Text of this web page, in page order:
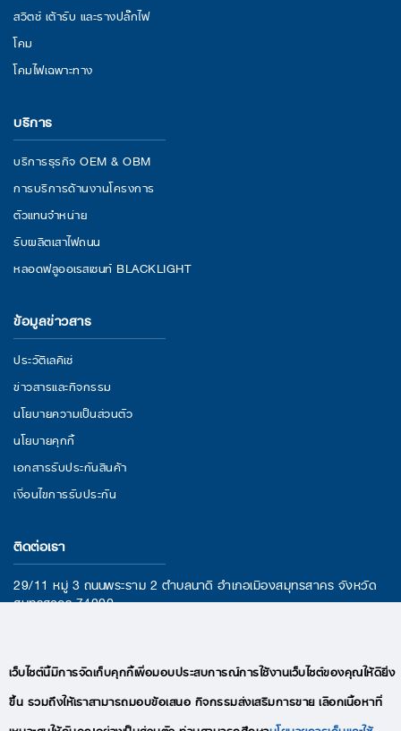
สวิตช์ เต้ารับ และรางปลั๊กไฟ
โคม
โคมไฟเฉพาะทาง
บริการ
บริการธุรกิจ OEM & OBM
การบริการด้านงานโครงการ
ตัวแทนจำหน่าย
รับผลิตเสาไฟถนน
หลอดฟลูออเรสเซนท์ BLACKLIGHT
ข้อมูลข่าวสาร
ประวัติเลคิเซ่
ข่าวสารและกิจกรรม
นโยบายความเป็นส่วนตัว
นโยบายคุกกี้
เอกสารรับประกันสินค้า
เงื่อนไขการรับประกัน
ติดต่อเรา
29/11 หมู่ 3 ถนนพระราม 2 ตำบลนาดี อำเภอเมืองสมุทรสาคร จังหวัด
สมุทรสาคร 74000
เว็บไซต์นี้มีการจัดเก็บคุกกี้เพื่อมอบประสบการณ์การใช้งานเว็บไซต์ของคุณให้ดียิ่ง
ขึ้น รวมถึงให้เราสามารถมอบข้อเสนอ กิจกรรมส่งเสริมการขาย เลือกเนื้อหาที่